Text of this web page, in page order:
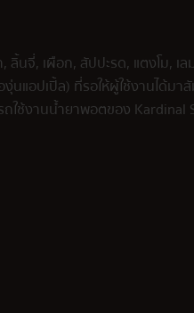
นจี่, เผือก, สัปปะรด, แตงโม,
แอปเปิ้ล) ที่รอให้ผู้ใช้งานได้ม
ใช้งานน้ำยาพอตของ Kardinal